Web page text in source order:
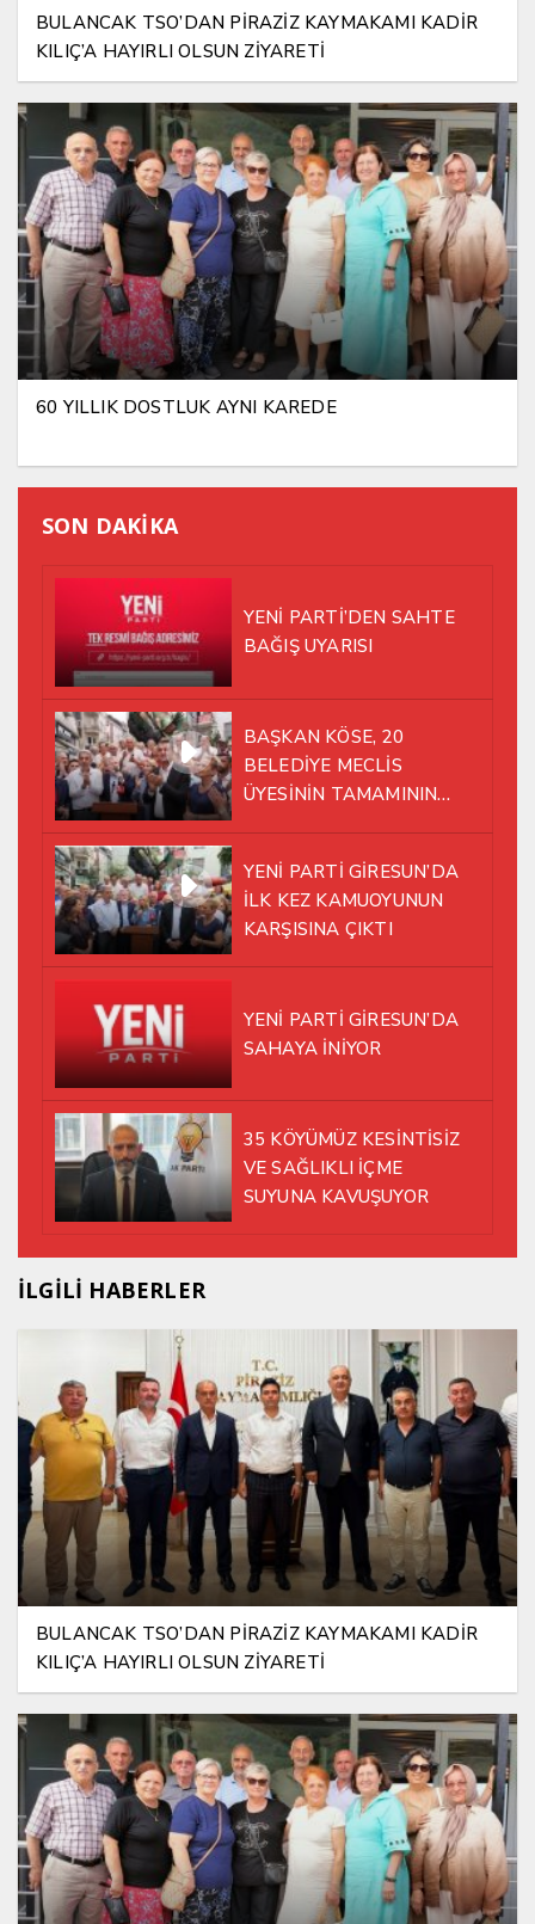
BULANCAK TSO’DAN PİRAZİZ KAYMAKAMI KADİR
KILIÇ’A HAYIRLI OLSUN ZİYARETİ
60 YILLIK DOSTLUK AYNI KAREDE
SON DAKİKA
YENİ PARTİ’DEN SAHTE
BAĞIŞ UYARISI
BAŞKAN KÖSE, 20
BELEDİYE MECLİS
ÜYESİNİN TAMAMININ
YÜRÜMEYE KARAR VERDİK
YENİ PARTİ GİRESUN’DA
İLK KEZ KAMUOYUNUN
KARŞISINA ÇIKTI
YENİ PARTİ GİRESUN’DA
SAHAYA İNİYOR
35 KÖYÜMÜZ KESİNTİSİZ
VE SAĞLIKLI İÇME
SUYUNA KAVUŞUYOR
İLGİLİ HABERLER
BULANCAK TSO’DAN PİRAZİZ KAYMAKAMI KADİR
KILIÇ’A HAYIRLI OLSUN ZİYARETİ